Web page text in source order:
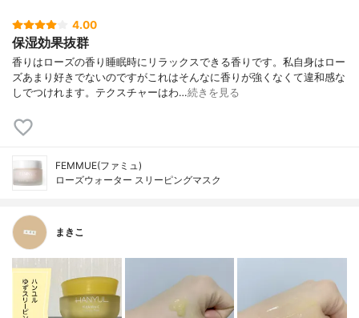
4.00
保湿効果抜群
香りはローズの香り睡眠時にリラックスできる香りです。私自身はロー
ズあまり好きでないのですがこれはそんなに香りが強くなくて違和感な
しでつけれます。テクスチャーはわ…続きを見る
FEMMUE(ファミュ)
ローズウォーター スリーピングマスク
まきこ